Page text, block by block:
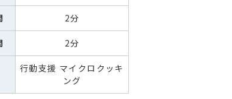
2分
2分
行動支援 マイクロクッキ
ング